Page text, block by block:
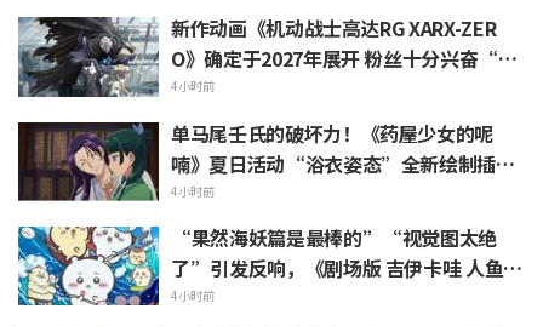
新作动画《机动战士高达RG XARX-ZER
O》确定于2027年展开 粉丝十分兴奋“斗
篷加上野兽般的胳膊！！”“主角机相当
帅气”
4小时前
单马尾壬氏的破坏力！《药屋少女的呢
喃》夏日活动“浴衣姿态”全新绘制插画
引发“心脏真的遭不住了”“建议留作壁
画”的反响
4小时前
“果然海妖篇是最棒的”“视觉图太绝
了”引发反响，《剧场版 吉伊卡哇 人鱼岛
的秘密》今日7月24日上映
4小时前